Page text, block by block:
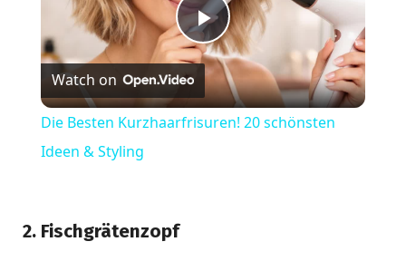
Play
Video
Watch on
Die Besten Kurzhaarfrisuren! 20 schönsten
Ideen & Styling
2. Fischgrätenzopf